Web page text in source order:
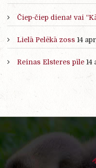
Čiep-čiep diena! vai
Lielā Pelēkā zoss 14
Reinas Elsteres pīle 14